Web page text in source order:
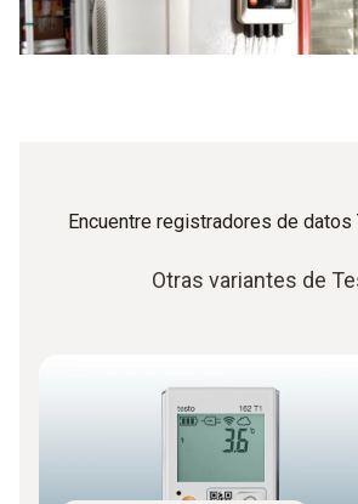
Encuentre registradores de
Otras variantes de